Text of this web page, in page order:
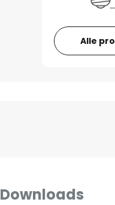
Alle
Downloads